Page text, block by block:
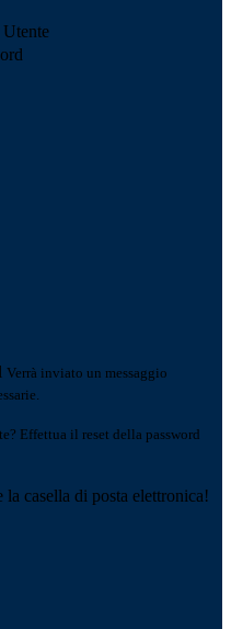
Verrà inviato un messaggio
Effettua il reset della password
casella di posta elettronica!